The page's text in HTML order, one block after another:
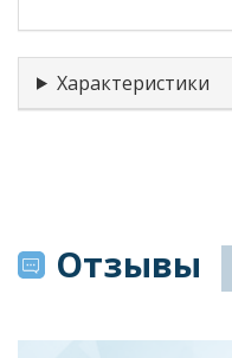
Характеристики
Отзывы